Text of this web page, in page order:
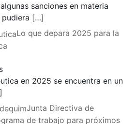
sanciones en materia
[…]
Lo que depara 2025 para la
en 2025 se encuentra en un
Junta Directiva de
de trabajo para próximos